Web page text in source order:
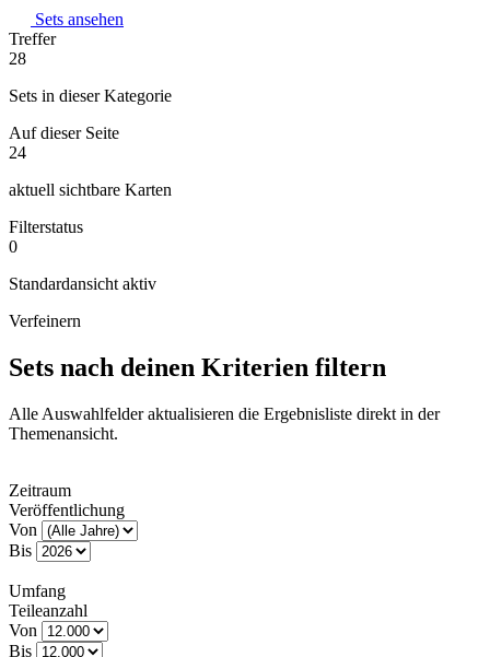
Sets ansehen
Treffer
28
Sets in dieser Kategorie
Auf dieser Seite
24
aktuell sichtbare Karten
Filterstatus
0
Standardansicht aktiv
Verfeinern
Sets nach deinen Kriterien filtern
Alle Auswahlfelder aktualisieren die Ergebnisliste direkt in der
Themenansicht.
Zeitraum
Veröffentlichung
Von
Bis
Umfang
Teileanzahl
Von
Bis